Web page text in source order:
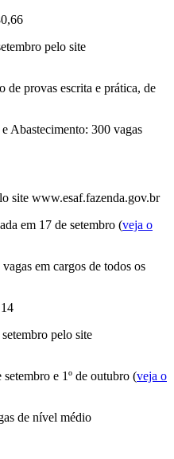
pelo site
de provas escrita e prática, de
Abastecimento: 300 vagas
site www.esaf.fazenda.gov.br
em 17 de setembro (veja o
vagas em cargos de todos os
pelo site
e 1º de outubro (veja o
de nível médio